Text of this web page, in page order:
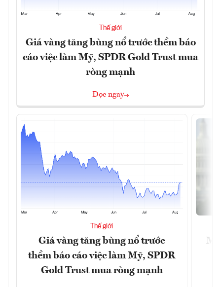
Thế giới
Giá vàng tăng bùng nổ trước thềm báo
cáo việc làm Mỹ, SPDR Gold Trust mua
ròng mạnh
Đọc ngay
Thế giới
Giá vàng tăng bùng nổ trước
thềm báo cáo việc làm Mỹ, SPDR
Gold Trust mua ròng mạnh